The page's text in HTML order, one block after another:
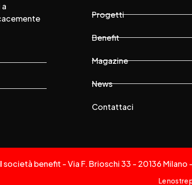
Progetti
Benefit
Magazine
News
Contattaci
società benefit - Via F. Brioschi 33 - 20136
Le nostre